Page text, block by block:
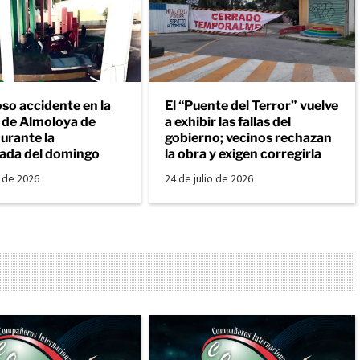
accidente en la
Almoloya de
la
del domingo
2026
El “Puente del Terror” vuelve
a exhibir las fallas del
gobierno; vecinos rechazan
la obra y exigen corregirla
24 de julio de 2026